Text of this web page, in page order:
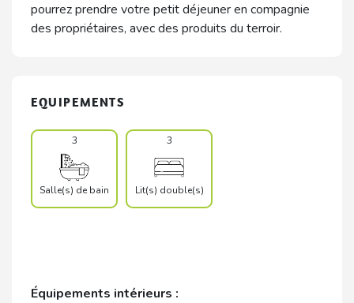
pourrez prendre votre petit déjeuner en compagnie
des propriétaires, avec des produits du terroir.
EQUIPEMENTS
3
Salle(s) de bain
3
Lit(s) double(s)
Équipements intérieurs :